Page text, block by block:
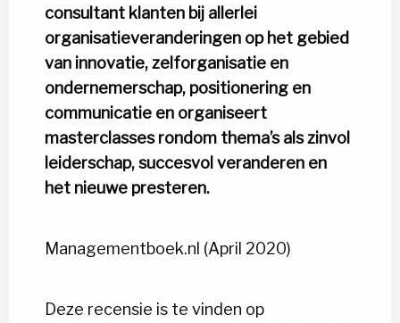
consultant klanten bij allerlei
organisatieveranderingen op het gebied
van innovatie, zelforganisatie en
ondernemerschap, positionering en
communicatie en organiseert
masterclasses rondom thema’s als zinvol
leiderschap, succesvol veranderen en
het nieuwe presteren.
Managementboek.nl (April 2020)
Deze recensie is te vinden op